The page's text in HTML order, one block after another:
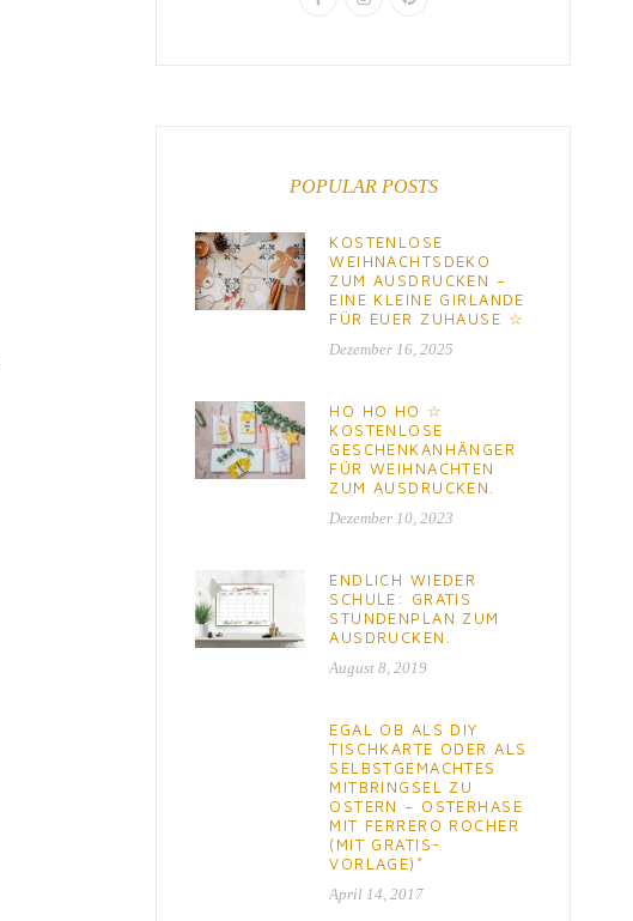
POPULAR POSTS
KOSTENLOSE
WEIHNACHTSDEKO
ZUM AUSDRUCKEN –
EINE KLEINE GIRLANDE
FÜR EUER ZUHAUSE ☆
Dezember 16, 2025
HO HO HO ☆
KOSTENLOSE
GESCHENKANHÄNGER
FÜR WEIHNACHTEN
ZUM AUSDRUCKEN.
Dezember 10, 2023
ENDLICH WIEDER
SCHULE: GRATIS
STUNDENPLAN ZUM
AUSDRUCKEN.
August 8, 2019
EGAL OB ALS DIY
TISCHKARTE ODER ALS
SELBSTGEMACHTES
MITBRINGSEL ZU
OSTERN – OSTERHASE
MIT FERRERO ROCHER
(MIT GRATIS-
VORLAGE)*
April 14, 2017